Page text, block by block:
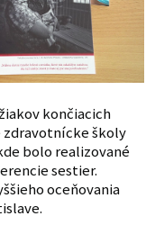
končiacich
zdravotnícke školy
bolo realizované
sestier.
oceňovania